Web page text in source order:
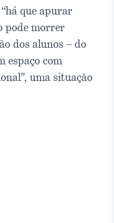
que apurar
pode morrer
dos alunos – do
espaço com
uma situação